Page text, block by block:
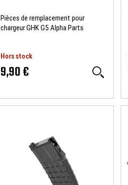
Pièces de remplacement pour
chargeur GHK G5 Alpha Parts
Hors stock
9,90 €